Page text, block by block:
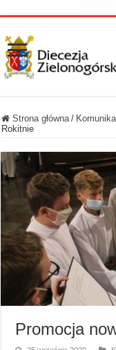
Strona główna /
Rokitnie
Promocja